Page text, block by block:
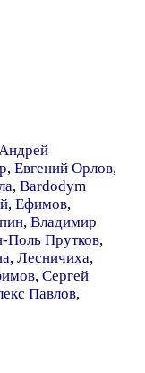
, Евгений Орлов,
, Bardodym
, Ефимов,
, Владимир
Поль Прутков,
, Лесничиха,
, Сергей
Павлов,